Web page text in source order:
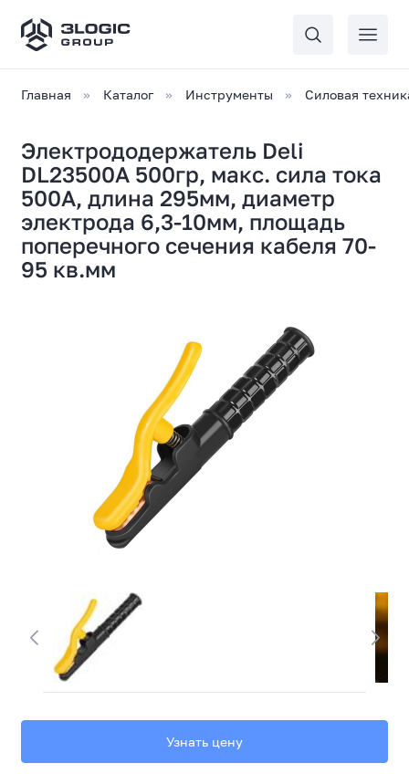
Главная Каталог Инструменты Силовая
Электрододержатель Deli
DL23500A 500гр, макс. сила тока
500A, длина 295мм, диаметр
электрода 6,3-10мм, площадь
поперечного сечения кабеля 70-
95 кв.мм
Узнать цену